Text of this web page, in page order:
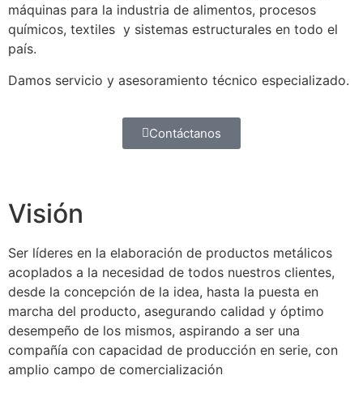
máquinas para la industria de alimentos, procesos
químicos, textiles y sistemas estructurales en todo el
país.
Damos servicio y asesoramiento técnico especializado.
Contáctanos
Visión
Ser líderes en la elaboración de productos metálicos
acoplados a la necesidad de todos nuestros clientes,
desde la concepción de la idea, hasta la puesta en
marcha del producto, asegurando calidad y óptimo
desempeño de los mismos, aspirando a ser una
compañía con capacidad de producción en serie, con
amplio campo de comercialización